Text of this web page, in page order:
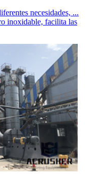
necesidades, ...
inoxidable, facilita las